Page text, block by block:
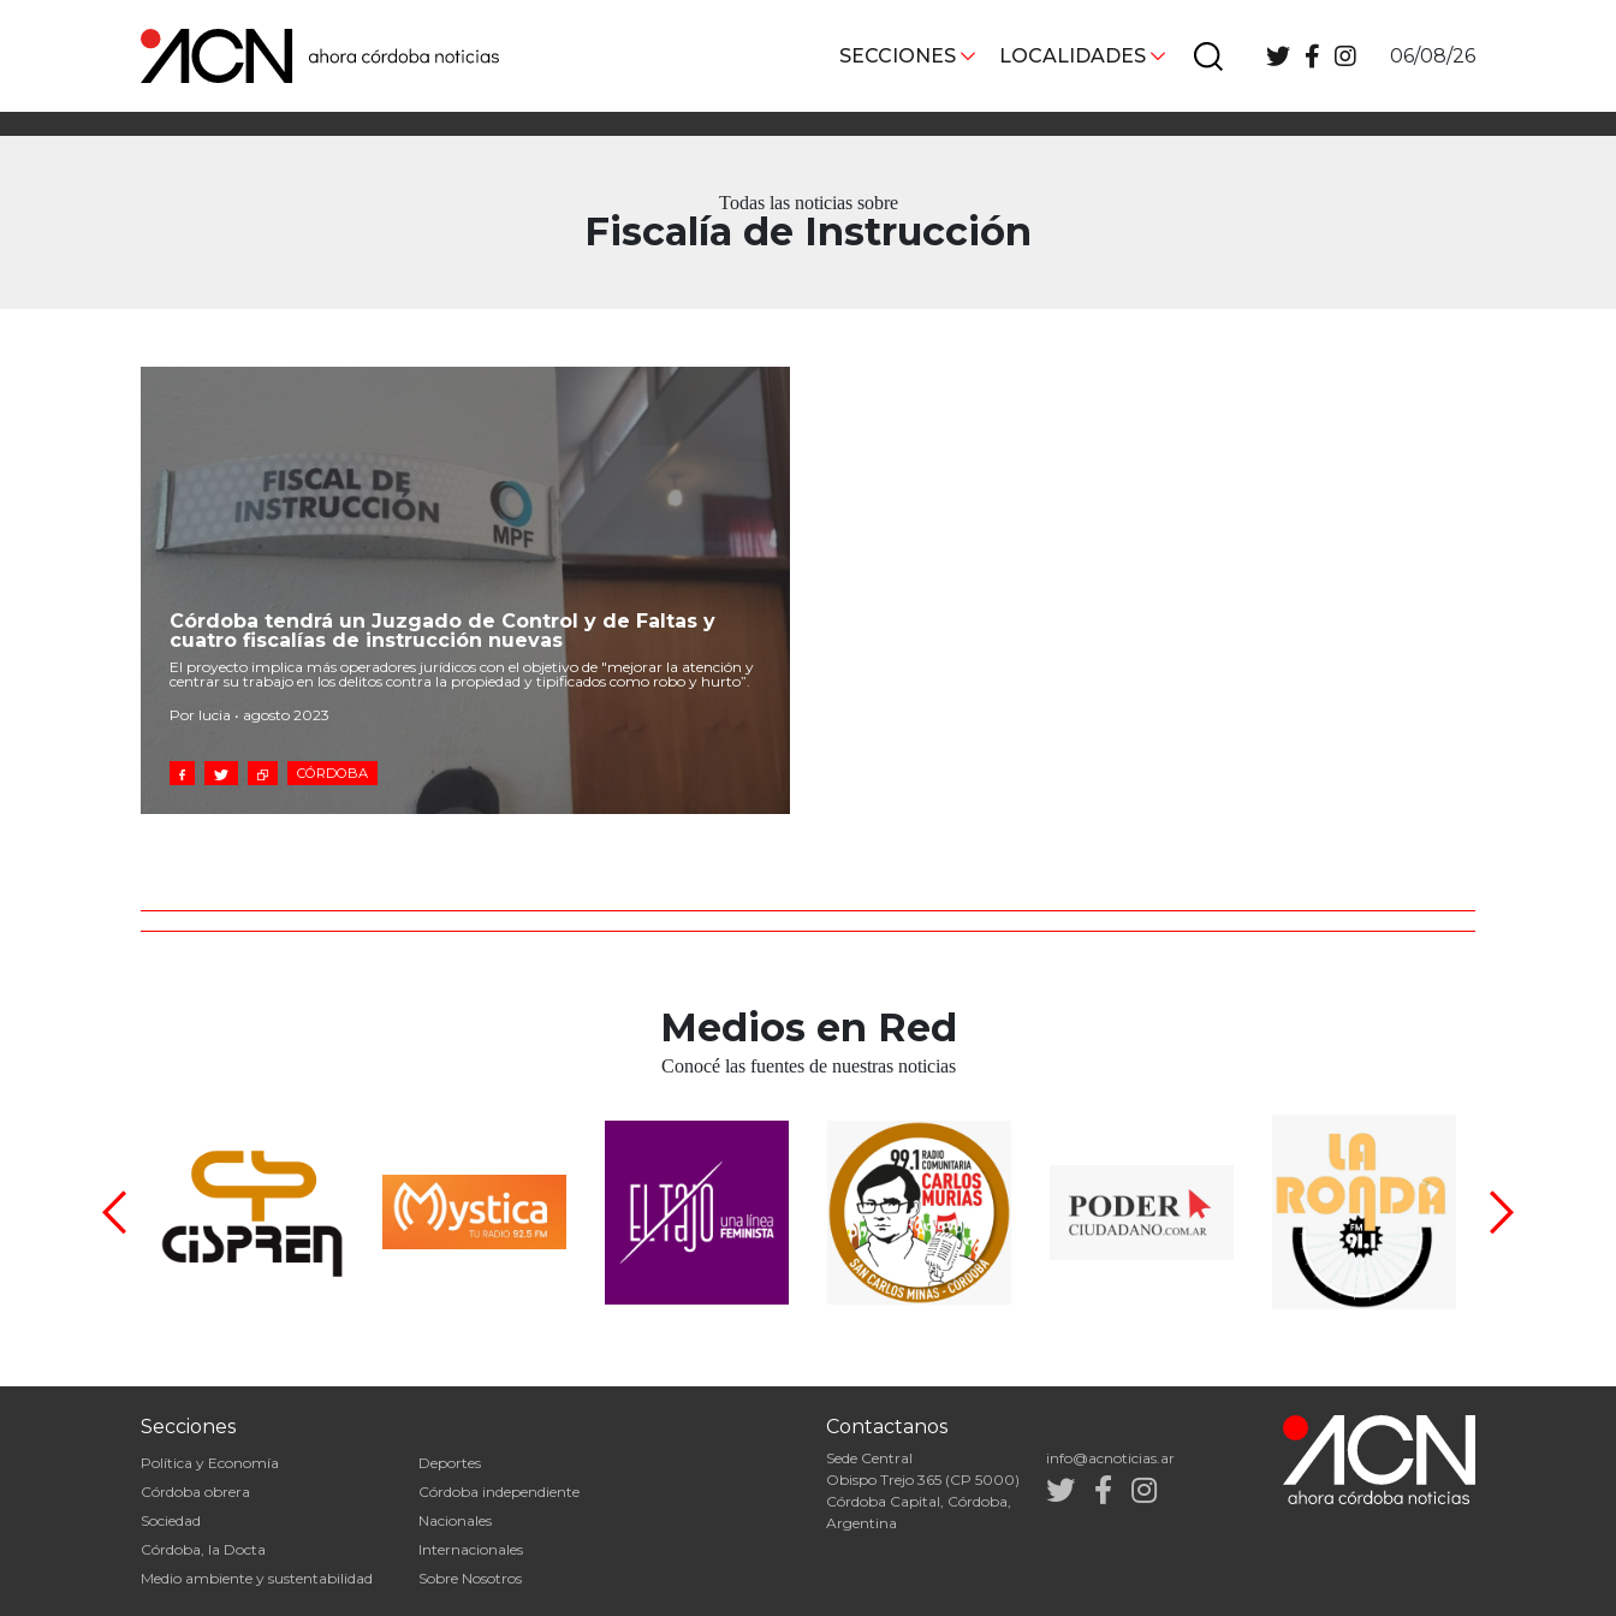
SECCIONES LOCALIDADES 06/08/26
Todas las noticias sobre
Fiscalía de Instrucción
Córdoba tendrá un Juzgado de Control y de Faltas y
cuatro fiscalías de instrucción nuevas
El proyecto implica más operadores jurídicos con el objetivo de "mejorar la atención y
centrar su trabajo en los delitos contra la propiedad y tipificados como robo y hurto”.
Por lucia • agosto 2023
CÓRDOBA
Medios en Red
Conocé las fuentes de nuestras noticias
Secciones
Política y Economía
Córdoba obrera
Sociedad
Córdoba, la Docta
Medio ambiente y sustentabilidad
Deportes
Córdoba independiente
Nacionales
Internacionales
Sobre Nosotros
Contactanos
Sede Central
Obispo Trejo 365 (CP 5000)
Córdoba Capital, Córdoba,
Argentina
info@acnoticias.ar